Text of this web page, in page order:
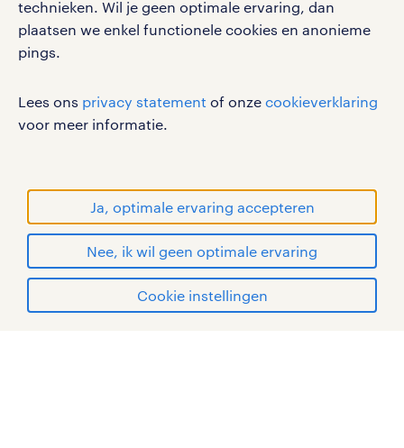
technieken. Wil je geen optimale ervaring, dan
plaatsen we enkel functionele cookies en anonieme
pings.
Lees ons privacy statement of onze cookieverklaring
voor meer informatie.
Ja, optimale ervaring accepteren
Nee, ik wil geen optimale ervaring
Cookie instellingen
solliciteren
gebruikersvoorwaarden
sitemap
RANDSTAD, HUMAN FORWARD en SHAPING THE
WORLD OF WORK zijn geregistreerde
handelsmerken van Randstad N.V.